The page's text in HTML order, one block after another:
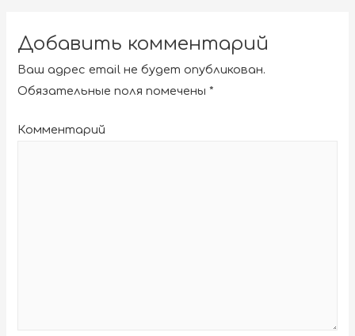
Добавить комментарий
Ваш адрес email не будет опубликован.
Обязательные поля помечены*
Комментарий